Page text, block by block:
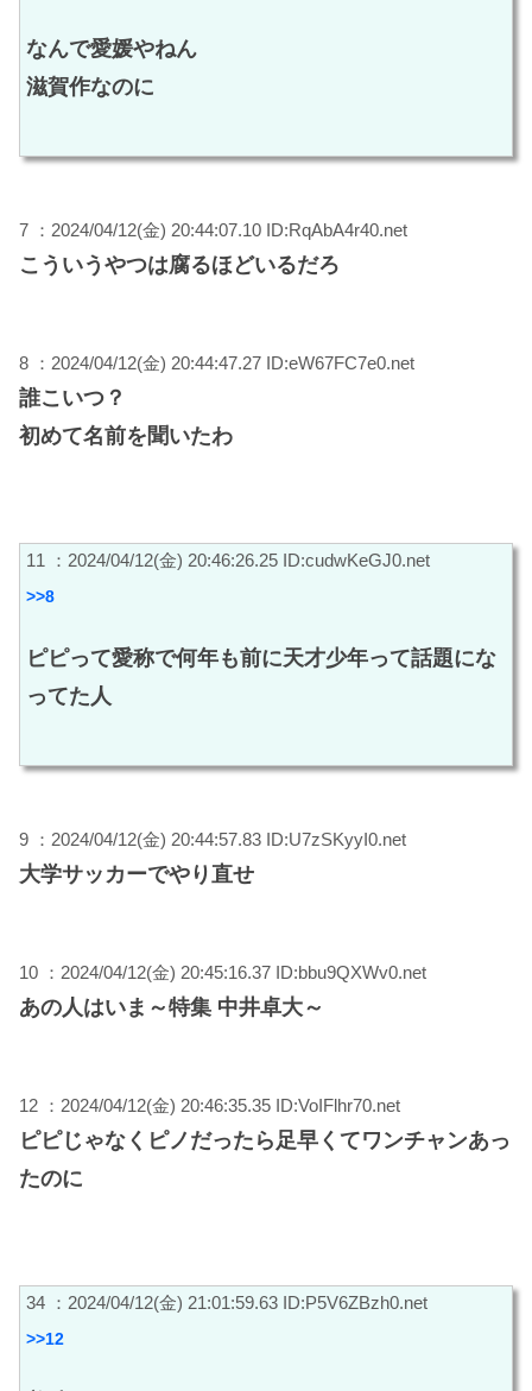
なんで愛媛やねん
滋賀作なのに
7 ：2024/04/12(金) 20:44:07.10 ID:RqAbA4r40.net
こういうやつは腐るほどいるだろ
8 ：2024/04/12(金) 20:44:47.27 ID:eW67FC7e0.net
誰こいつ？
初めて名前を聞いたわ
11 ：2024/04/12(金) 20:46:26.25 ID:cudwKeGJ0.net
>>8
ピピって愛称で何年も前に天才少年って話題にな
ってた人
9 ：2024/04/12(金) 20:44:57.83 ID:U7zSKyyI0.net
大学サッカーでやり直せ
10 ：2024/04/12(金) 20:45:16.37 ID:bbu9QXWv0.net
あの人はいま～特集 中井卓大～
12 ：2024/04/12(金) 20:46:35.35 ID:VoIFlhr70.net
ピピじゃなくピノだったら足早くてワンチャンあっ
たのに
34 ：2024/04/12(金) 21:01:59.63 ID:P5V6ZBzh0.net
>>12